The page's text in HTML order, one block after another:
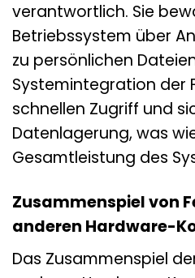
verantwortlich. Sie
Betriebssystem über
zu persönlichen
Systemintegration der
schnellen Zugriff und
Datenlagerung, was
Gesamtleistung des
Zusammenspiel von
anderen Hardware-
Das Zusammenspiel